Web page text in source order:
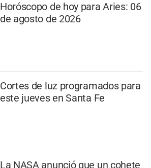
Horóscopo de hoy para Aries: 06
de agosto de 2026
Cortes de luz programados para
este jueves en Santa Fe
La NASA anunció que un cohete